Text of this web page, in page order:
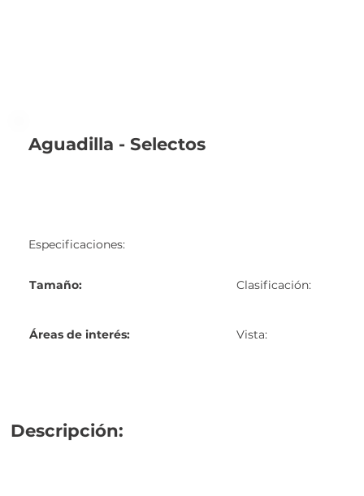
Descripción:
Aguadilla - Selectos
Especificaciones:
Tamaño: Clasificación:
Áreas de interés: Vista: